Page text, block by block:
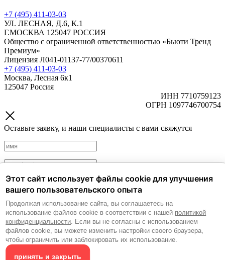
+7 (495) 411-03-03
УЛ. ЛЕСНАЯ, Д.6, К.1
Г.МОСКВА 125047 РОССИЯ
Общество с ограниченной ответственностью «Бьюти Тренд
Премиум»
Лицензия Л041-01137-77/00370611
+7 (495) 411-03-03
Москва, Лесная 6к1
125047 Россия
ИНН 7710759123
ОГРН 1097746700754
Оставьте заявку, и наши специалисты с вами свяжутся
Политика обработки персональных данных. Согласие на
обработку персональных данных.
Согласие на получение рекламных и информационных
материалов.
Отправить
Этот сайт использует файлы cookie для улучшения
вашего пользовательского опыта
Продолжая использование сайта, вы соглашаетесь на
использование файлов cookie в соответствии с нашей политикой
конфиденциальности. Если вы не согласны с использованием
файлов cookie, вы можете изменить настройки своего браузера,
чтобы ограничить или заблокировать их использование.
принять и закрыть